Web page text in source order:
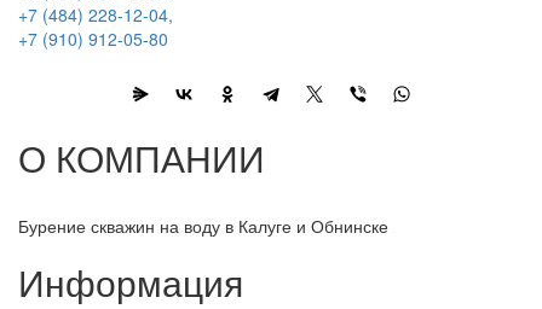
+7 (484) 228-12-04,
+7 (910) 912-05-80
О КОМПАНИИ
Бурение скважин на воду в Калуге и Обнинске
Информация